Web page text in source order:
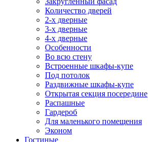
Количество дверей
2-х дверные
3-х дверные
4-х дверные
Особенности
Во всю стену
Встроенные шкафы-купе
Под потолок
Раздвижные шкафы-купе
Открытая секция посередине
Распашные
Гардероб
Для маленького помещения
Эконом
Гостиные